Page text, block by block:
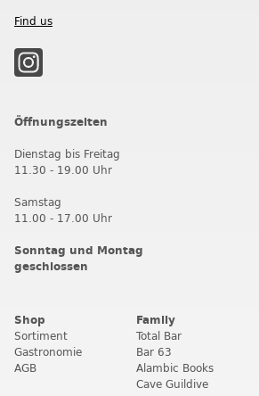
Find us
Öffnungszeiten
Dienstag bis Freitag
11.30 - 19.00 Uhr
Samstag
11.00 - 17.00 Uhr
Sonntag und Montag
geschlossen
Shop
Sortiment
Gastronomie
AGB
Family
Total Bar
Bar 63
Alambic Books
Cave Guildive